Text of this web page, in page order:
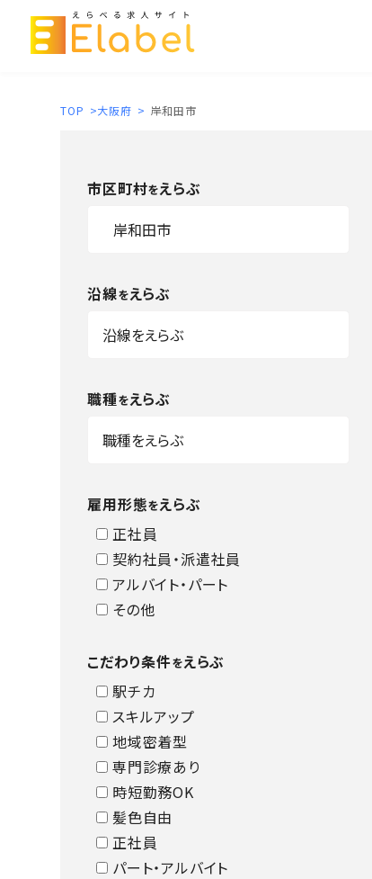
TOP >大阪府 > 岸和田市
市区町村をえらぶ
沿線をえらぶ
職種をえらぶ
雇用形態をえらぶ
正社員
契約社員・派遣社員
アルバイト・パート
その他
こだわり条件をえらぶ
駅チカ
スキルアップ
地域密着型
専門診療あり
時短勤務OK
髪色自由
正社員
パート・アルバイト